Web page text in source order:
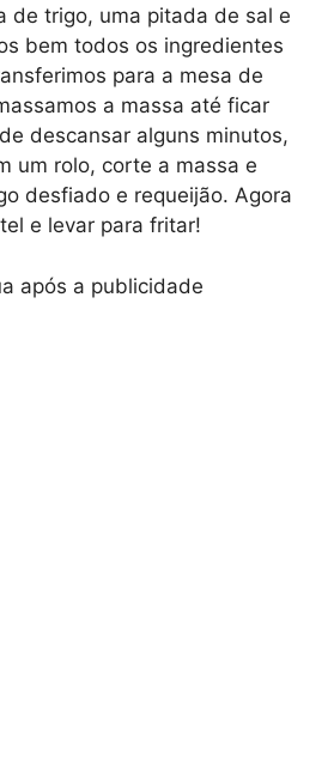
de trigo, uma pitada de sal e
bem todos os ingredientes
para a mesa de
a massa até ficar
descansar alguns minutos,
um rolo, corte a massa e
desfiado e requeijão. Agora
e levar para fritar!
após a publicidade